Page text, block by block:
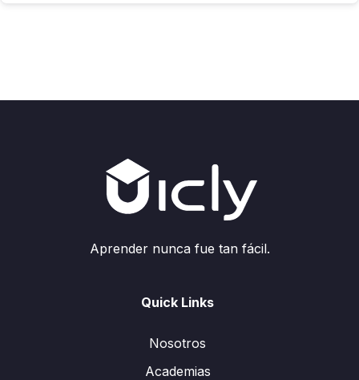
Aprender nunca fue tan fácil.
Quick Links
Nosotros
Academias